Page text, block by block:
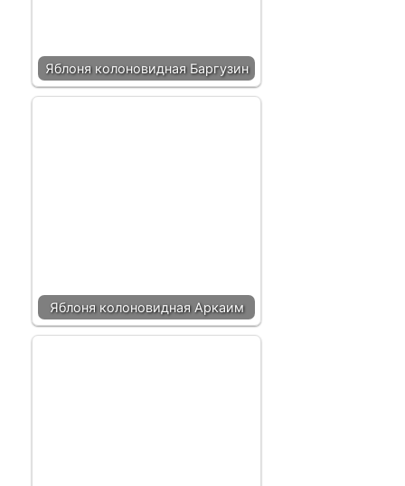
Яблоня колоновидная Баргузин
Яблоня колоновидная Аркаим